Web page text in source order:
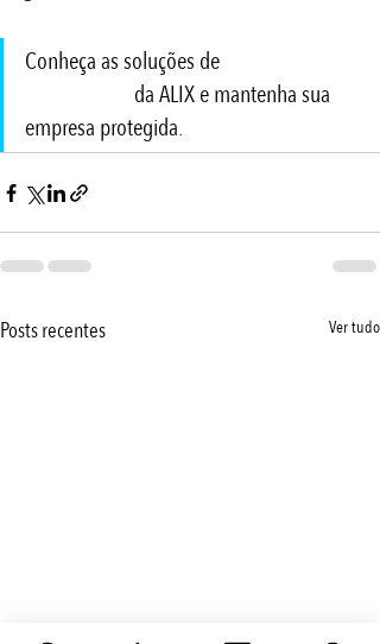
Conheça as soluções de
da ALIX e mantenha sua
empresa protegida.
Posts recentes Ver tudo